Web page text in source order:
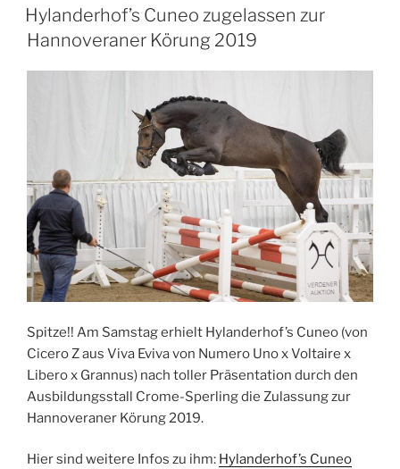
AM
Hylanderhof’s Cuneo zugelassen zur
Hannoveraner Körung 2019
Spitze!! Am Samstag erhielt Hylanderhof’s Cuneo (von
Cicero Z aus Viva Eviva von Numero Uno x Voltaire x
Libero x Grannus) nach toller Präsentation durch den
Ausbildungsstall Crome-Sperling die Zulassung zur
Hannoveraner Körung 2019.
Hier sind weitere Infos zu ihm: Hylanderhof’s Cuneo